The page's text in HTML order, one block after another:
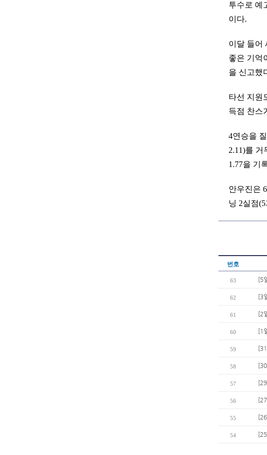
투수로 예
이다.
이달 들어
좋은 기억
을 신고했
타선 지원
득점 찬스
4연승을
2.11)를
1.77을 기
안우진은
닝 2실점
번호
63 [5
62 [3
61 [2
60 [1
59
58
57
56
55
54